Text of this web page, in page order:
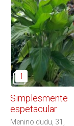
Simplesmente
espetacular
Menino dudu 31